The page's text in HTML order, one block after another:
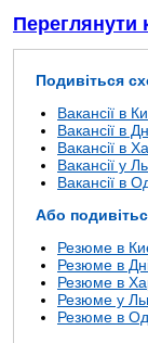
Переглянути
Подивіться
Вакансії в
Вакансії в
Вакансії в
Вакансії у
Вакансії в
Або
Резюме в
Резюме в
Резюме в
Резюме у
Резюме в